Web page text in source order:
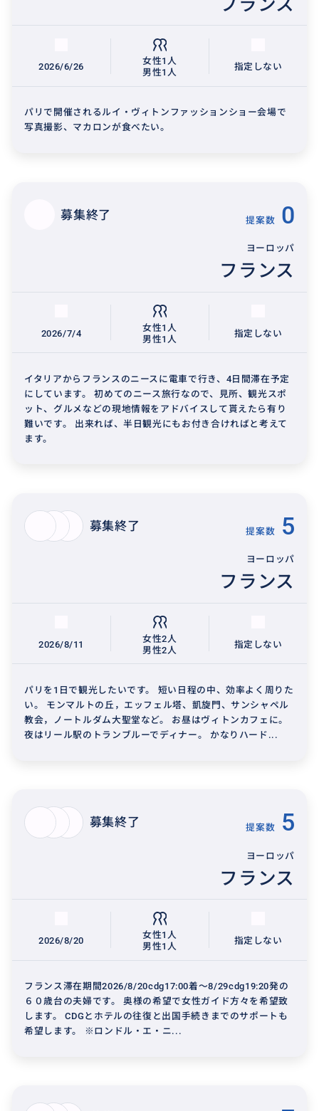
2026/6/26
女性1人
男性1人
指定しない
パリで開催されるルイ・ヴィトンファッションショー会場で
写真撮影、マカロンが食べたい。
募集終了 提案数 0
ヨーロッパ
フランス
2026/7/4
女性1人
男性1人
指定しない
イタリアからフランスのニースに電車で行き、4日間滞在予定
にしています。 初めてのニース旅行なので、見所、観光スポ
ット、グルメなどの現地情報をアドバイスして貰えたら有り
難いです。 出来れば、半日観光にもお付き合ければと考えて
ます。
募集終了 提案数 5
ヨーロッパ
フランス
2026/8/11
女性2人
男性2人
指定しない
パリを1日で観光したいです。 短い日程の中、効率よく周りた
い。 モンマルトの丘，エッフェル塔、凱旋門、サンシャペル
教会，ノートルダム大聖堂など。 お昼はヴィトンカフェに。
夜はリール駅のトランブルーでディナー。 かなりハード...
募集終了 提案数 5
ヨーロッパ
フランス
2026/8/20
女性1人
男性1人
指定しない
フランス滞在期間2026/8/20cdg17:00着～8/29cdg19:20発の
６０歳台の夫婦です。 奥様の希望で女性ガイド方々を希望致
します。 CDGとホテルの往復と出国手続きまでのサポートも
希望します。 ※ロンドル・エ・ニ...